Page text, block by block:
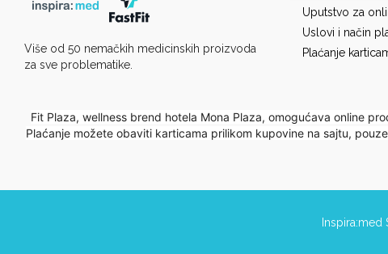
Više od 50 nemačkih medicinskih proizvoda
za sve problematike.
Uputstvo za
Uslovi i način
Plaćanje
Fit Plaza, wellness brend hotela Mona Plaza, omogućava online
Plaćanje možete obaviti karticama prilikom kupovine na sajtu,